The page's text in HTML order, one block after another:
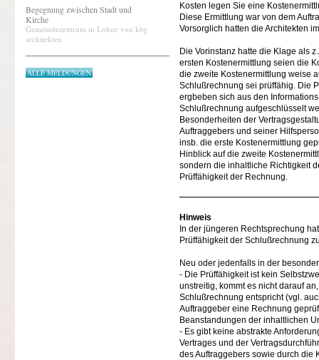
Begegnung zwischen Stadt und
Kirche
Gemeindezentrum in Lohne von kbg
architekten
ALLE MELDUNGEN
Kosten legen Sie eine
Diese Ermittlung war von dem
Vorsorglich hatten die Architekten
Die Vorinstanz hatte die Klage als
ersten Kostenermittlung seien die
die zweite Kostenermittlung weise
Schlußrechnung sei prüffähig. Die
ergbeben sich aus den
Schlußrechnung aufgeschlüsselt
Besonderheiten der
Auftraggebers und seiner
insb. die erste Kostenermittlung
Hinblick auf die zweite
sondern die inhaltliche Richtigkeit
Prüffähigkeit der Rechnung.
Hinweis
In der jüngeren Rechtsprechung
Prüffähigkeit der Schlußrechnung
Neu oder jedenfalls in der
- Die Prüffähigkeit ist kein
unstreitig, kommt es nicht darauf
Schlußrechnung entspricht (vgl.
Auftraggeber eine Rechnung
Beanstandungen der inhaltlichen
- Es gibt keine abstrakte
Vertrages und der
des Auftraggebers sowie durch die